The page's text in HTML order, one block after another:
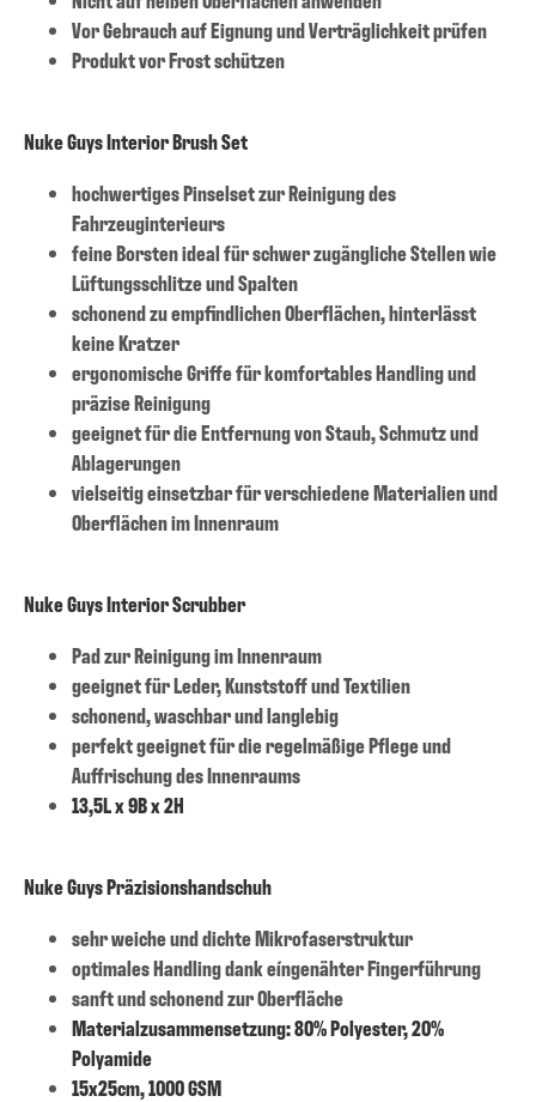
Vor Gebrauch auf Eignung und Verträglichkeit prüfen
Produkt vor Frost schützen
Nuke Guys Interior Brush Set
hochwertiges Pinselset zur Reinigung des
Fahrzeuginterieurs
feine Borsten ideal für schwer zugängliche Stellen wie
Lüftungsschlitze und Spalten
schonend zu empfindlichen Oberflächen, hinterlässt
keine Kratzer
ergonomische Griffe für komfortables Handling und
präzise Reinigung
geeignet für die Entfernung von Staub, Schmutz und
Ablagerungen
vielseitig einsetzbar für verschiedene Materialien und
Oberflächen im Innenraum
Nuke Guys Interior Scrubber
Pad zur Reinigung im Innenraum
geeignet für Leder, Kunststoff und Textilien
schonend, waschbar und langlebig
perfekt geeignet für die regelmäßige Pflege und
Auffrischung des Innenraums
13,5L x 9B x 2H
Nuke Guys Präzisionshandschuh
sehr weiche und dichte Mikrofaserstruktur
optimales Handling dank eíngenähter Fingerführung
sanft und schonend zur Oberfläche
Materialzusammensetzung: 80% Polyester, 20%
Polyamide
15x25cm, 1000 GSM